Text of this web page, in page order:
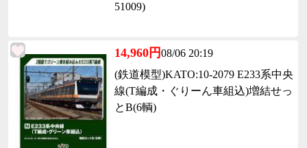
51009)
14,960円08/06 20:19
(鉄道模型)KATO:10-2079 E233系中央
線(T編成・ぐりーん車組込)増結せっ
とB(6輌)